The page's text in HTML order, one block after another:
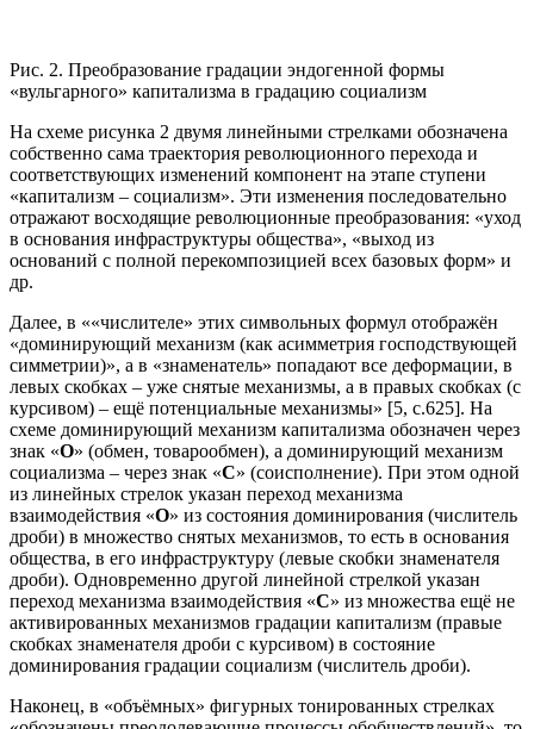
Рис. 2. Преобразование градации эндогенной формы
«вульгарного» капитализма в градацию социализм
На схеме рисунка 2 двумя линейными стрелками обозначена
собственно сама траектория революционного перехода и
соответствующих изменений компонент на этапе ступени
«капитализм – социализм». Эти изменения последовательно
отражают восходящие революционные преобразования: «уход
в основания инфраструктуры общества», «выход из
оснований с полной перекомпозицией всех базовых форм» и
др.
Далее, в ««числителе» этих символьных формул отображён
«доминирующий механизм (как асимметрия господствующей
симметрии)», а в «знаменатель» попадают все деформации, в
левых скобках – уже снятые механизмы, а в правых скобках (с
курсивом) – ещё потенциальные механизмы» [5, с.625]. На
схеме доминирующий механизм капитализма обозначен через
знак «О» (обмен, товарообмен), а доминирующий механизм
социализма – через знак «С» (соисполнение). При этом одной
из линейных стрелок указан переход механизма
взаимодействия «О» из состояния доминирования (числитель
дроби) в множество снятых механизмов, то есть в основания
общества, в его инфраструктуру (левые скобки знаменателя
дроби). Одновременно другой линейной стрелкой указан
переход механизма взаимодействия «С» из множества ещё не
активированных механизмов градации капитализм (правые
скобках знаменателя дроби с курсивом) в состояние
доминирования градации социализм (числитель дроби).
Наконец, в «объёмных» фигурных тонированных стрелках